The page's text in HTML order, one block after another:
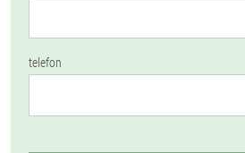
telefon